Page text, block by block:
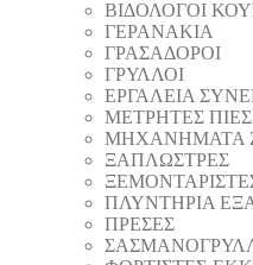
ΒΙΔΟΛΟΓΟΙ
ΓΕΡΑΝΑΚΙΑ
ΓΡΑΣΑΔΟΡΟΙ
ΓΡΥΛΛΟΙ
ΕΡΓΑΛΕΙΑ
ΜΕΤΡΗΤΕΣ
ΜΗΧΑΝΗΜΑΤΑ
ΞΑΠΛΩΣΤΡΕΣ
ΠΛΥΝΤΗΡΙΑ
ΠΡΕΣΕΣ